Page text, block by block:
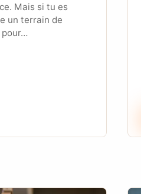
Mais si tu es
un terrain de
pour…